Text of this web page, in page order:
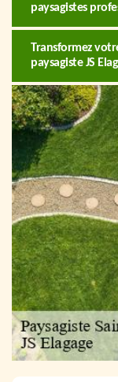
paysagistes
Transformez
paysagiste JS